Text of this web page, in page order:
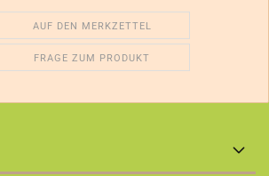
AUF DEN MERKZETTEL
FRAGE ZUM PRODUKT